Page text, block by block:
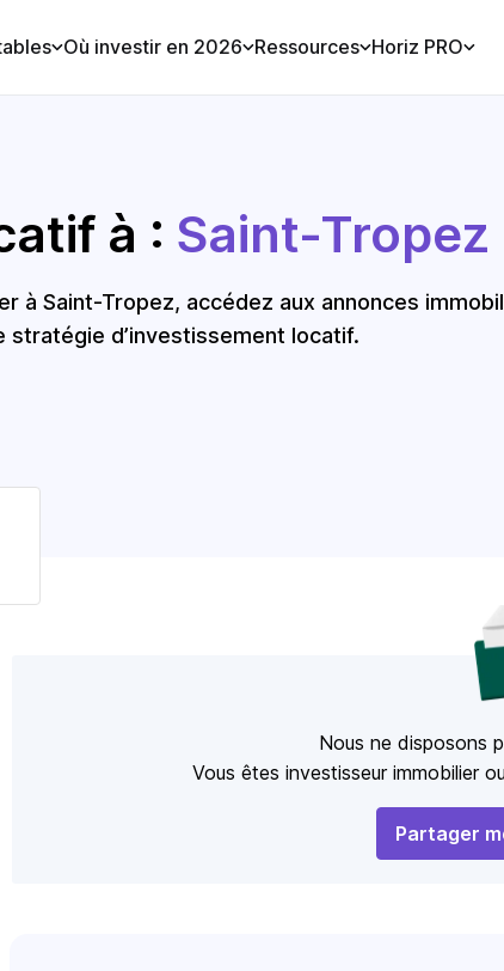
Où investir en 2026 Ressources Horiz PRO
à : Saint-Tropez
à Saint-Tropez, accédez aux annonces
d’investissement locatif.
Nous ne disposons
Vous êtes investisseur immobilier
Partager